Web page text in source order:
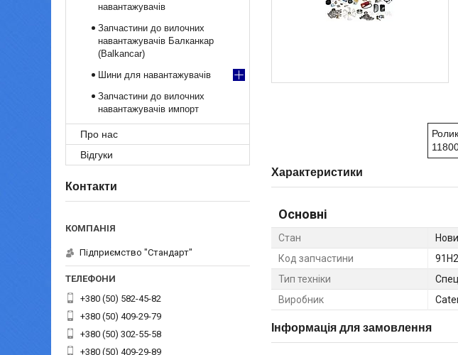
Характеристики
Основні
Стан
Код запчастини
Тип техніки
Виробник
Інформація для замовлення
навантажувачів
Запчастини до вилочних
навантажувачів Балканкар
(Balkancar)
Шини для навантажувачів
Запчастини до вилочних
навантажувачів импорт
Про нас
Відгуки
Контакти
Підприємство "Стандарт"
+380 (50) 582-45-82
+380 (50) 409-29-79
+380 (50) 302-55-58
+380 (50) 409-29-89